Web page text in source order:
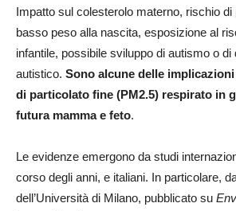
Impatto sul colesterolo materno, rischio di
basso peso alla nascita, esposizione al
infantile, possibile sviluppo di autismo o di
autistico. Sono alcune delle
di particolato fine (PM2.5) respirato in
futura mamma e feto.
Le evidenze emergono da studi
corso degli anni, e italiani. In particolare,
dell’Università di Milano, pubblicato su